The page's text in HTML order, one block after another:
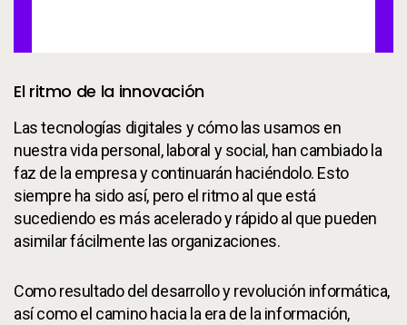
El ritmo de la innovación
Las tecnologías digitales y cómo las usamos en
nuestra vida personal, laboral y social, han cambiado la
faz de la empresa y continuarán haciéndolo. Esto
siempre ha sido así, pero el ritmo al que está
sucediendo es más acelerado y rápido al que pueden
asimilar fácilmente las organizaciones.
Como resultado del desarrollo y revolución informática,
así como el camino hacia la era de la información,